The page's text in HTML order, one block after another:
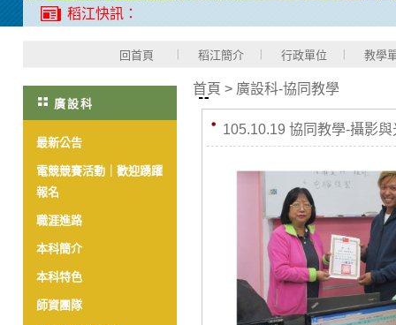
稻江快訊：
回首頁 稻江簡介 行政單位 教學
廣設科
最新公告
電競競賽活動｜歡迎踴躍
報名
職涯進路
本科簡介
本科特色
師資團隊
首頁 > 廣設科-協同教學
105.10.19 協同教學-攝影